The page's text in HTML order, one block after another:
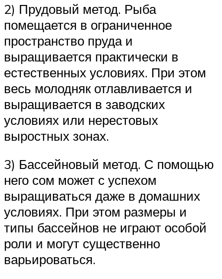
2) Прудовый метод. Рыба
помещается в ограниченное
пространство пруда и
выращивается практически в
естественных условиях. При этом
весь молодняк отлавливается и
выращивается в заводских
условиях или нерестовых
выростных зонах.
3) Бассейновый метод. С помощью
него сом может с успехом
выращиваться даже в домашних
условиях. При этом размеры и
типы бассейнов не играют особой
роли и могут существенно
варьироваться.